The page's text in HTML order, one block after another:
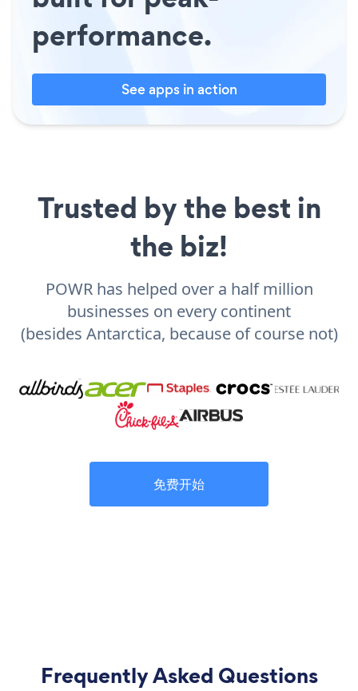
performance.
See apps in action
Trusted by the best in
the biz!
POWR has helped over a half million
businesses on every continent
(besides Antarctica, because of course not)
免费开始
Frequently Asked Questions